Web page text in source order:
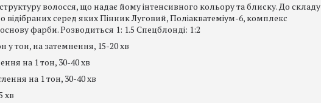
волосся, що надає йому інтенсивного кольору та блиску. До складу
відібраних серед яких Пінник Луговий, Поліакватеміум-6, комплекс
фарби. Розводиться 1: 1.5 Спецблонді: 1:2
у тон, на затемнення, 15-20 хв
на 1 тон, 30-40 хв
на 1 тон, 30-40 хв
хв